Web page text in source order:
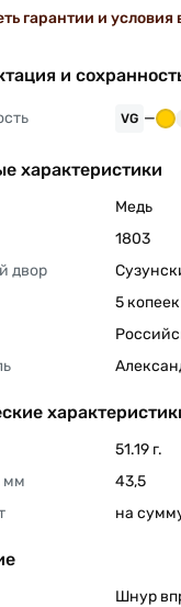
гарантии и условия
и
VG —
характеристики
Медь
1803
двор
5 копеек
51.19 г.
мм
43,5
на
Шнур